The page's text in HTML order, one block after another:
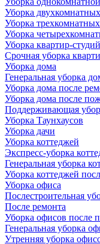
Уборка
Уборка
Уборка
Уборка квартир-студий
Срочная уборка
Уборка дома
Генеральная уборка
Уборка дома после
Уборка дома после
Поддерживающая
Уборка Таунхаусов
Уборка дачи
Уборка коттеджей
Экспресс-уборка
Генеральная уборка
Уборка коттеджей
Уборка офиса
Послестроительная
После ремонта
Уборка офисов после
Генеральная уборка
Утренняя уборка